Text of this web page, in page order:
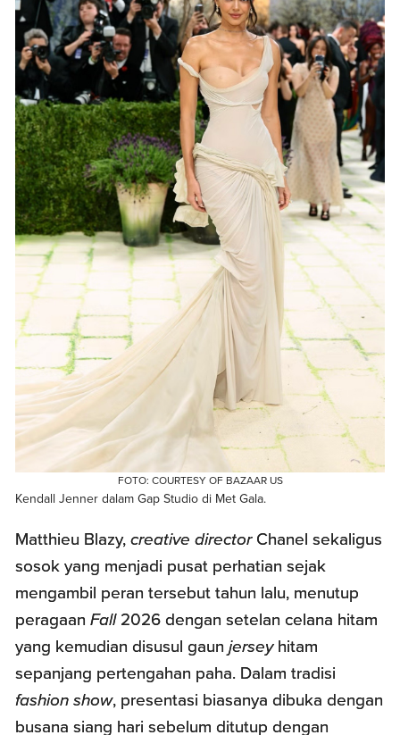
FOTO: COURTESY OF BAZAAR US
Kendall Jenner dalam Gap Studio di Met Gala.
Matthieu Blazy,creative directorChanel sekaligus
sosok yang menjadi pusat perhatian sejak
mengambil peran tersebut tahun lalu, menutup
peragaanFall2026 dengan setelan celana hitam
yang kemudian disusul gaunjerseyhitam
sepanjang pertengahan paha. Dalam tradisi
fashion show, presentasi biasanya dibuka dengan
busana siang hari sebelum ditutup dengan